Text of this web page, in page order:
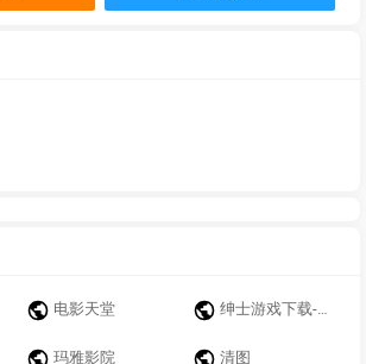
电影天堂 绅士游戏下载-懂你的成人游戏库-18Rgame
玛雅影院 清图